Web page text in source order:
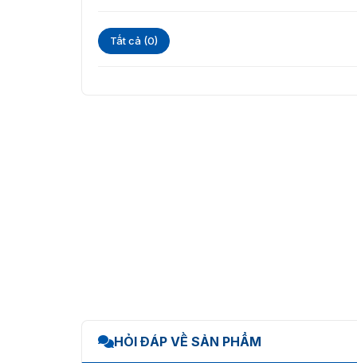
Tất cả (0)
HỎI ĐÁP VỀ SẢN PHẨM